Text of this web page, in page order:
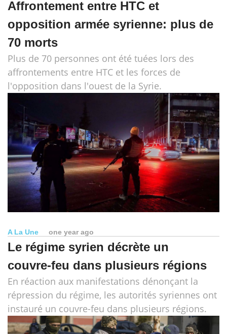
Affrontement entre HTC et
opposition armée syrienne: plus de
70 morts
Plus de 70 personnes ont été tuées lors des
affrontements entre HTC et les forces de
l'opposition dans l'ouest de la Syrie.
A La Une one year ago
Le régime syrien décrète un
couvre-feu dans plusieurs régions
En réaction aux manifestations dénonçant la
répression du régime, les autorités syriennes ont
instauré un couvre-feu dans plusieurs régions.